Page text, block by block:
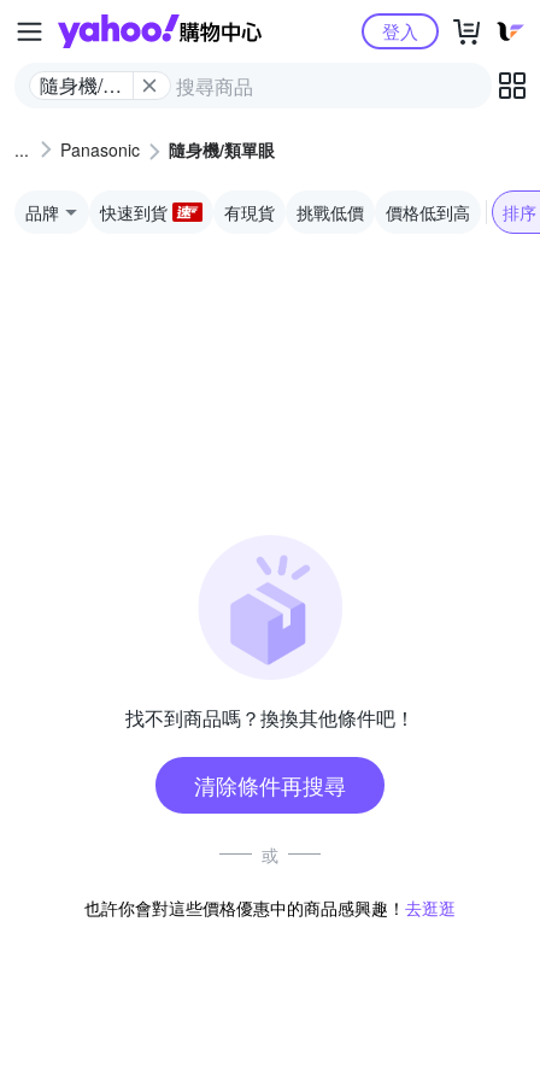
Yahoo購物中心
隨身機/類
登入
Panasonic 隨身機/類單眼
品牌 快速到貨 有現貨 挑戰低價 價格低到高 排序
找不到商品嗎？換換其他條件吧！
清除條件再搜尋
或
也許你會對這些價格優惠中的商品感興趣！ 去逛逛